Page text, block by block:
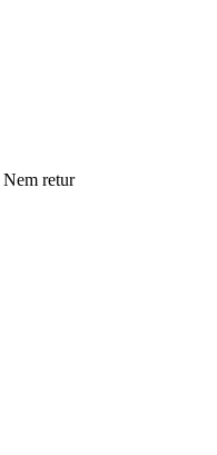
Nem retur